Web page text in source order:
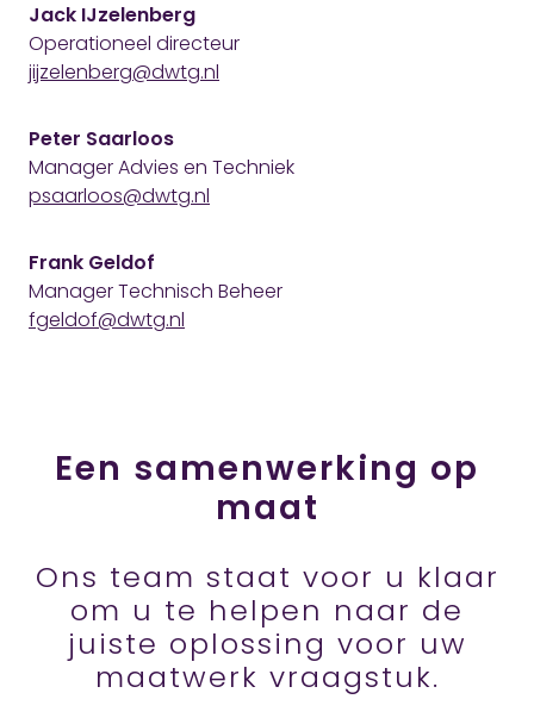
Jack IJzelenberg
Operationeel directeur
jijzelenberg@dwtg.nl
Peter Saarloos
Manager Advies en Techniek
psaarloos@dwtg.nl
Frank Geldof
Manager Technisch Beheer
fgeldof@dwtg.nl
Een samenwerking op
maat
Ons team staat voor u klaar
om u te helpen naar de
juiste oplossing voor uw
maatwerk vraagstuk.